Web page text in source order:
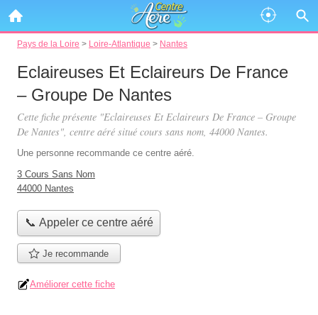
Pays de la Loire > Loire-Atlantique > Nantes
Eclaireuses Et Eclaireurs De France
– Groupe De Nantes
Cette fiche présente "Eclaireuses Et Eclaireurs De France – Groupe
De Nantes", centre aéré situé cours sans nom, 44000 Nantes.
Une personne recommande ce centre aéré.
3 Cours Sans Nom
44000 Nantes
📞 Appeler ce centre aéré
Je recommande
Améliorer cette fiche